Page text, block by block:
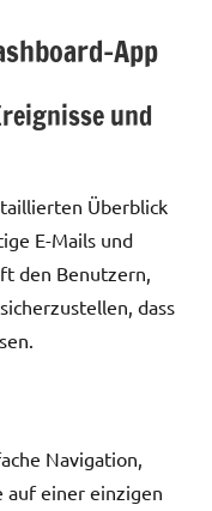
App
und
Überblick
E-Mails und
den Benutzern,
dass
Navigation,
auf einer einzigen